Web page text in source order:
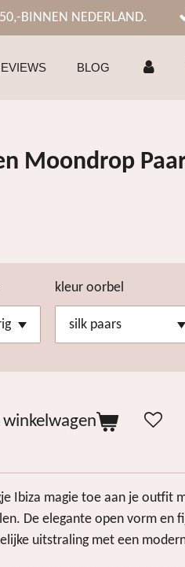
BINNEN NEDERLAND.
BLOG
Moondrop
kleur oorbel
winkelwagen
Ibiza magie toe aan je outfit
De elegante open vorm en
uitstraling met een